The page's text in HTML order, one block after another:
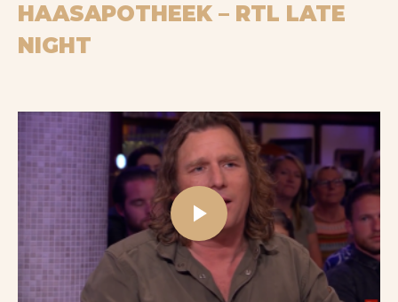
HAASAPOTHEEK – RTL LATE
NIGHT
Play